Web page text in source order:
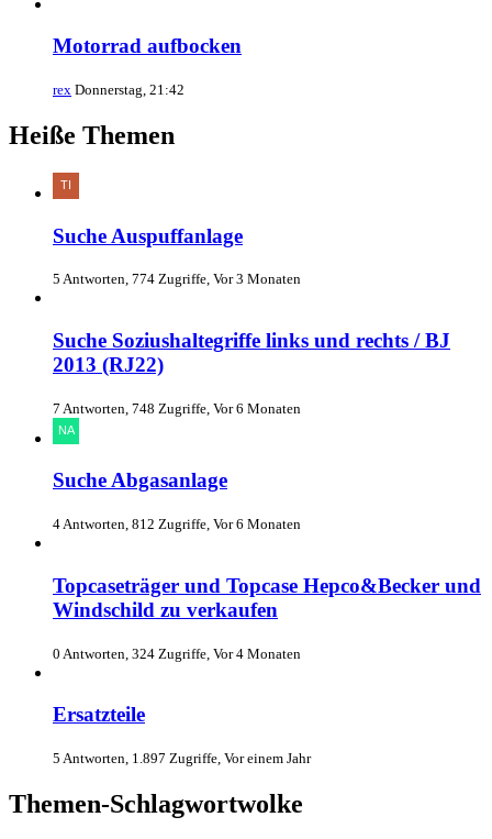
Motorrad aufbocken
rex Donnerstag, 21:42
Heiße Themen
Suche Auspuffanlage
5 Antworten, 774 Zugriffe, Vor 3 Monaten
Suche Soziushaltegriffe links und rechts / BJ
2013 (RJ22)
7 Antworten, 748 Zugriffe, Vor 6 Monaten
Suche Abgasanlage
4 Antworten, 812 Zugriffe, Vor 6 Monaten
Topcaseträger und Topcase Hepco&Becker und
Windschild zu verkaufen
0 Antworten, 324 Zugriffe, Vor 4 Monaten
Ersatzteile
5 Antworten, 1.897 Zugriffe, Vor einem Jahr
Themen-Schlagwortwolke